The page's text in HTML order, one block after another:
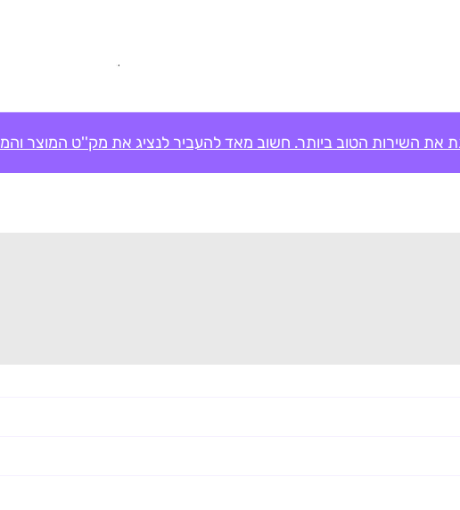
את השירות הטוב ביותר. חשוב מאד להעביר לנציג את מק''ט המוצר